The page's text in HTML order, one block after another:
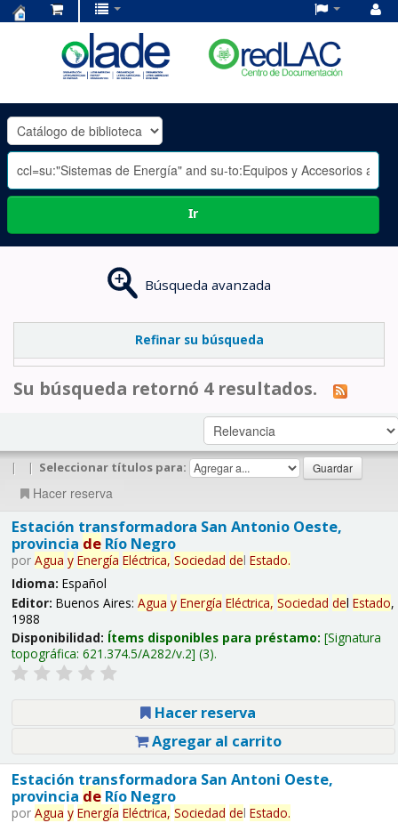
OLADE
-
Ir
Búsqueda avanzada
Refinar su búsqueda
Su búsqueda retornó 4 resultados.
| | Seleccionar títulos para:
Hacer reserva
Estación transformadora San Antonio Oeste,
provincia deRío Negro
por Agua y Energía Eléctrica, Sociedad del Estado.
Idioma: Español
Editor: Buenos Aires: Agua y Energía Eléctrica, Sociedad del Estado,
1988
Disponibilidad: Ítems disponibles para préstamo: Signatura
topográfica: 621.374.5/A282/v.2 (3).
Hacer reserva
Agregar al carrito
Estación transformadora San Antoni Oeste,
provincia deRío Negro
por Agua y Energía Eléctrica, Sociedad del Estado.